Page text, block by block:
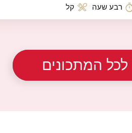
הכנה
רבע שעה רמת קושי
קל
לכל המתכונים